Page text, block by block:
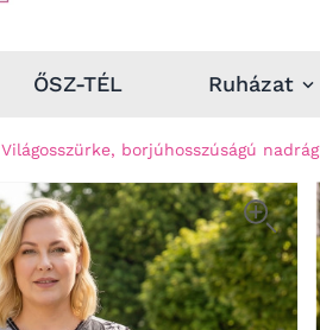
ŐSZ-TÉL Ruházat
Világosszürke, borjúhosszúságú nadrág